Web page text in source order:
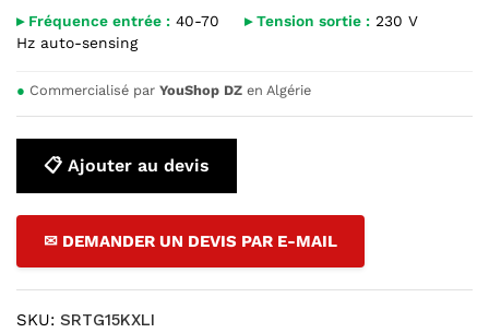
▸ Fréquence entrée : 40-70
Hz auto-sensing
▸ Tension sortie : 230 V
● Commercialisé par YouShop DZ en Algérie
📋 Ajouter au devis
✉ DEMANDER UN DEVIS PAR E-MAIL
SKU: SRTG15KXLI